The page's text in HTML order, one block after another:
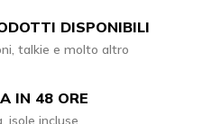
DISPONIBILI
talkie e molto altro
IN 48 ORE